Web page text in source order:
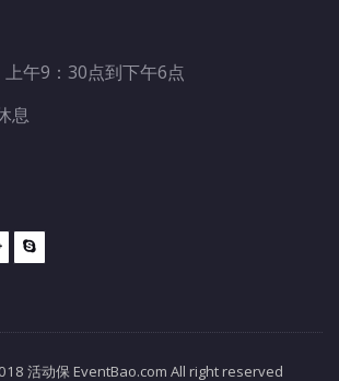
上午9：30点到下午6点
息
活动保 EventBao.com All right reserved